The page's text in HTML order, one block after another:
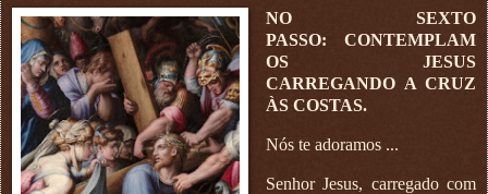
NO SEXTO
PASSO: CONTEMPLAM
OS JESUS
CARREGANDO A CRUZ
ÀS COSTAS.
Nós te adoramos ...
Senhor Jesus, carregado com